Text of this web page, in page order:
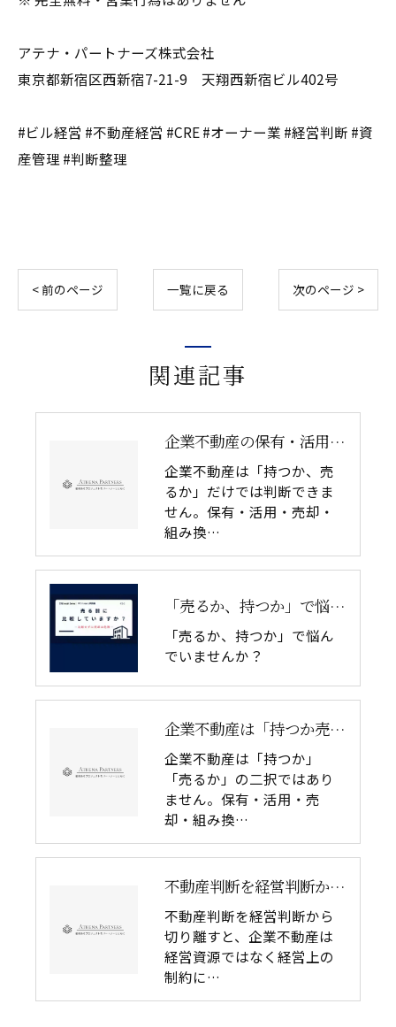
アテナ・パートナーズ株式会社
東京都新宿区西新宿7-21-9 天翔西新宿ビル402号
#ビル経営 #不動産経営 #CRE #オーナー業 #経営判断 #資
産管理 #判断整理
< 前のページ 一覧に戻る 次のページ >
関連記事
企業不動産の保有・活用・売却・組み換えをどう比較するか｜CRE戦略の8つの評価軸
企業不動産は「持つか、売
るか」だけでは判断できま
せん。保有・活用・売却・
組み換…
「売るか、持つか」で悩んでいませんか？
「売るか、持つか」で悩ん
でいませんか？
企業不動産は「持つか売るか」だけではない｜CRE戦略で考える4つの意思決定
企業不動産は「持つか」
「売るか」の二択ではあり
ません。保有・活用・売
却・組み換…
不動産判断を経営判断から切り離してはいけない理由｜企業不動産を物件単体で考えるリスク
不動産判断を経営判断から
切り離すと、企業不動産は
経営資源ではなく経営上の
制約に…